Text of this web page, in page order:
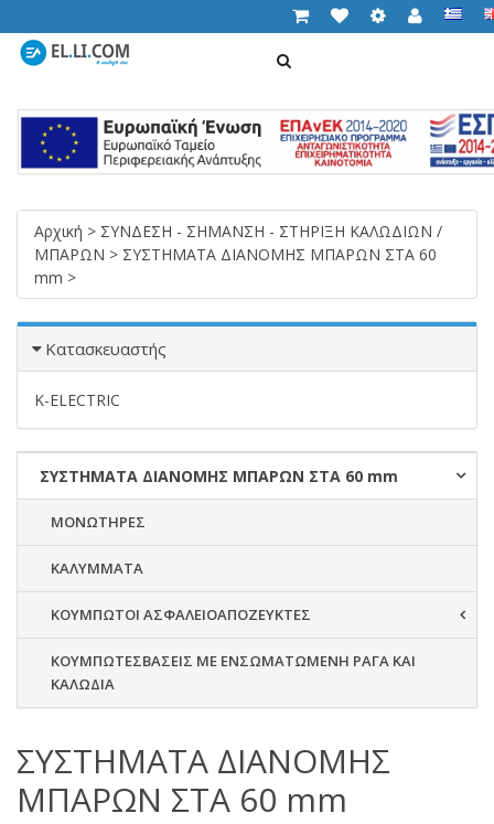
Αρχική > ΣΥΝΔΕΣΗ - ΣΗΜΑΝΣΗ - ΣΤΗΡΙΞΗ ΚΑΛΩΔΙΩΝ /
ΜΠΑΡΩΝ > ΣΥΣΤΗΜΑΤΑ ΔΙΑΝΟΜΗΣ ΜΠΑΡΩΝ ΣΤΑ 60
mm >
Κατασκευαστής
K-ELECTRIC
ΣΥΣΤΗΜΑΤΑ ΔΙΑΝΟΜΗΣ ΜΠΑΡΩΝ ΣΤΑ 60 mm
ΜΟΝΩΤΗΡΕΣ
ΚΑΛΥΜΜΑΤΑ
ΚΟΥΜΠΩΤΟΙ ΑΣΦΑΛΕΙΟΑΠΟΖΕΥΚΤΕΣ
ΚΟΥΜΠΩΤΕΣΒΑΣΕΙΣ ΜΕ ΕΝΣΩΜΑΤΩΜΕΝΗ ΡΑΓΑ ΚΑΙ
ΚΑΛΩΔΙΑ
ΣΥΣΤΗΜΑΤΑ ΔΙΑΝΟΜΗΣ
ΜΠΑΡΩΝ ΣΤΑ 60 mm